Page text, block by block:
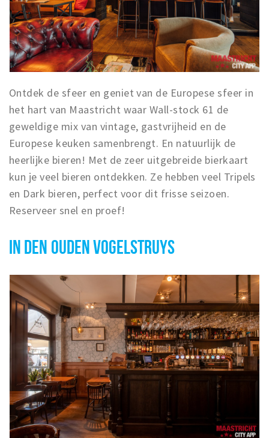
Ontdek de sfeer en geniet van de Europese sfeer in
het hart van Maastricht waar Wall-stock 61 de
geweldige mix van vintage, gastvrijheid en de
Europese keuken samenbrengt. En natuurlijk de
heerlijke bieren! Met de zeer uitgebreide bierkaart
kun je veel bieren ontdekken. Ze hebben veel Tripels
en Dark bieren, perfect voor dit frisse seizoen.
Reserveer snel en proef!
IN DEN OUDEN VOGELSTRUYS